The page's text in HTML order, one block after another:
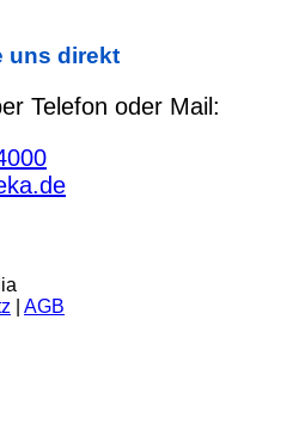
uns direkt
Telefon oder Mail:
AGB